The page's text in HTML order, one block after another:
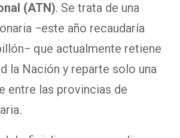
(ATN). Se trata de una
−este año recaudaría
que actualmente retiene
la Nación y reparte solo una
entre las provincias de